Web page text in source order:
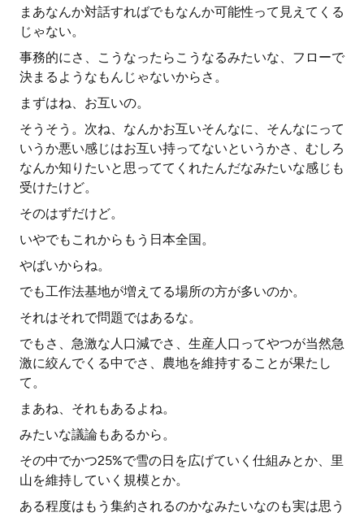
まあなんか対話すればでもなんか可能性って見えてくる
じゃない。
事務的にさ、こうなったらこうなるみたいな、フローで
決まるようなもんじゃないからさ。
まずはね、お互いの。
そうそう。次ね、なんかお互いそんなに、そんなにって
いうか悪い感じはお互い持ってないというかさ、むしろ
なんか知りたいと思っててくれたんだなみたいな感じも
受けたけど。
そのはずだけど。
いやでもこれからもう日本全国。
やばいからね。
でも工作法基地が増えてる場所の方が多いのか。
それはそれで問題ではあるな。
でもさ、急激な人口減でさ、生産人口ってやつが当然急
激に絞んでくる中でさ、農地を維持することが果たし
て。
まあね、それもあるよね。
みたいな議論もあるから。
その中でかつ25%で雪の日を広げていく仕組みとか、里
山を維持していく規模とか。
ある程度はもう集約されるのかなみたいなのも実は思う